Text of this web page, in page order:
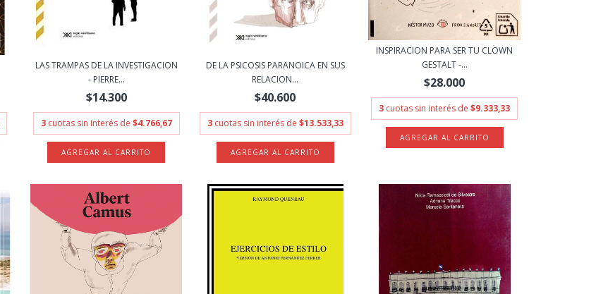
LAS TRAMPAS DE LA INVESTIGACION
- PIERRE...
$14.300
3 cuotas sin interés de $4.766,67
DE LA PSICOSIS PARANOICA EN SUS
RELACION...
$40.600
3 cuotas sin interés de $13.533,33
INSPIRACION PARA SER TU CLOWN
GESTALT -...
$28.000
3 cuotas sin interés de$9.333,33